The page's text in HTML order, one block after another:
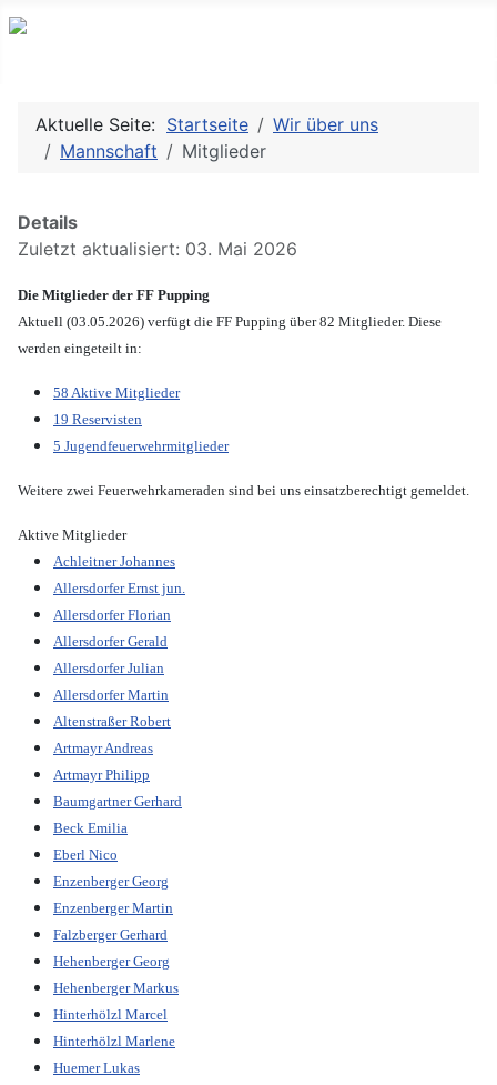
Aktuelle Seite: Startseite
Wir über uns
Mannschaft
Mitglieder
Details
Zuletzt aktualisiert: 03. Mai 2026
Die Mitglieder der FF Pupping
Aktuell (03.05.2026) verfügt die FF Pupping über 82 Mitglieder. Diese
werden eingeteilt in:
58 Aktive Mitglieder
19 Reservisten
5 Jugendfeuerwehrmitglieder
Weitere zwei Feuerwehrkameraden sind bei uns einsatzberechtigt gemeldet.
Aktive Mitglieder
Achleitner Johannes
Allersdorfer Ernst jun.
Allersdorfer Florian
Allersdorfer Gerald
Allersdorfer Julian
Allersdorfer Martin
Altenstraßer Robert
Artmayr Andreas
Artmayr Philipp
Baumgartner Gerhard
Beck Emilia
Eberl Nico
Enzenberger Georg
Enzenberger Martin
Falzberger Gerhard
Hehenberger Georg
Hehenberger Markus
Hinterhölzl Marcel
Hinterhölzl Marlene
Huemer Lukas